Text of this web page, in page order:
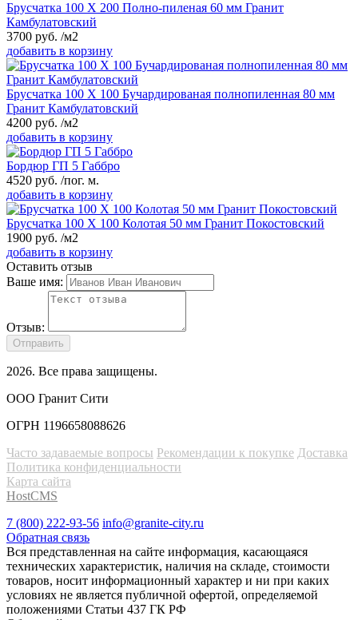
Брусчатка 100 Х 200 Полно-пиленая 60 мм Гранит
Камбулатовский
3700 руб. /м2
добавить в корзину
Брусчатка 100 Х 100 Бучардированая полнопиленная 80 мм
Гранит Камбулатовский
4200 руб. /м2
добавить в корзину
Бордюр ГП 5 Габбро
4520 руб. /пог. м.
добавить в корзину
Брусчатка 100 Х 100 Колотая 50 мм Гранит Покостовский
1900 руб. /м2
добавить в корзину
Оставить отзыв
Ваше имя:
Отзыв:
Отправить
2026. Все права защищены.
ООО Гранит Сити
ОГРН 1196658088626
Часто задаваемые вопросы Рекомендации к покупке Доставка
Политика конфиденциальности
Карта сайта
HostCMS
7 (800) 222-93-56 info@granite-city.ru
Обратная связь
Вся представленная на сайте информация, касающаяся
технических характеристик, наличия на складе, стоимости
товаров, носит информационный характер и ни при каких
условиях не является публичной офертой, определяемой
положениями Статьи 437 ГК РФ